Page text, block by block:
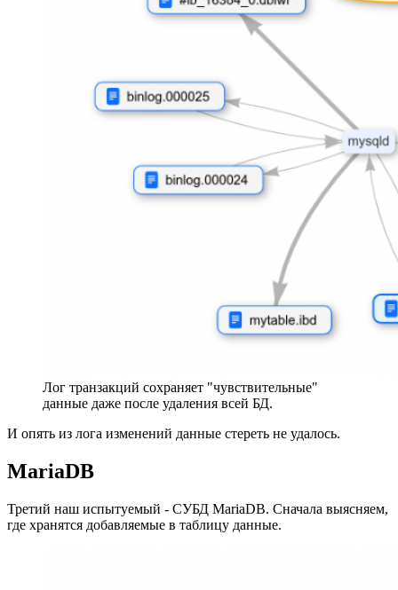
Лог транзакций сохраняет "чувствительные"
данные даже после удаления всей БД.
И опять из лога изменений данные стереть не удалось.
MariaDB
Третий наш испытуемый - СУБД MariaDB. Сначала выясняем,
где хранятся добавляемые в таблицу данные.